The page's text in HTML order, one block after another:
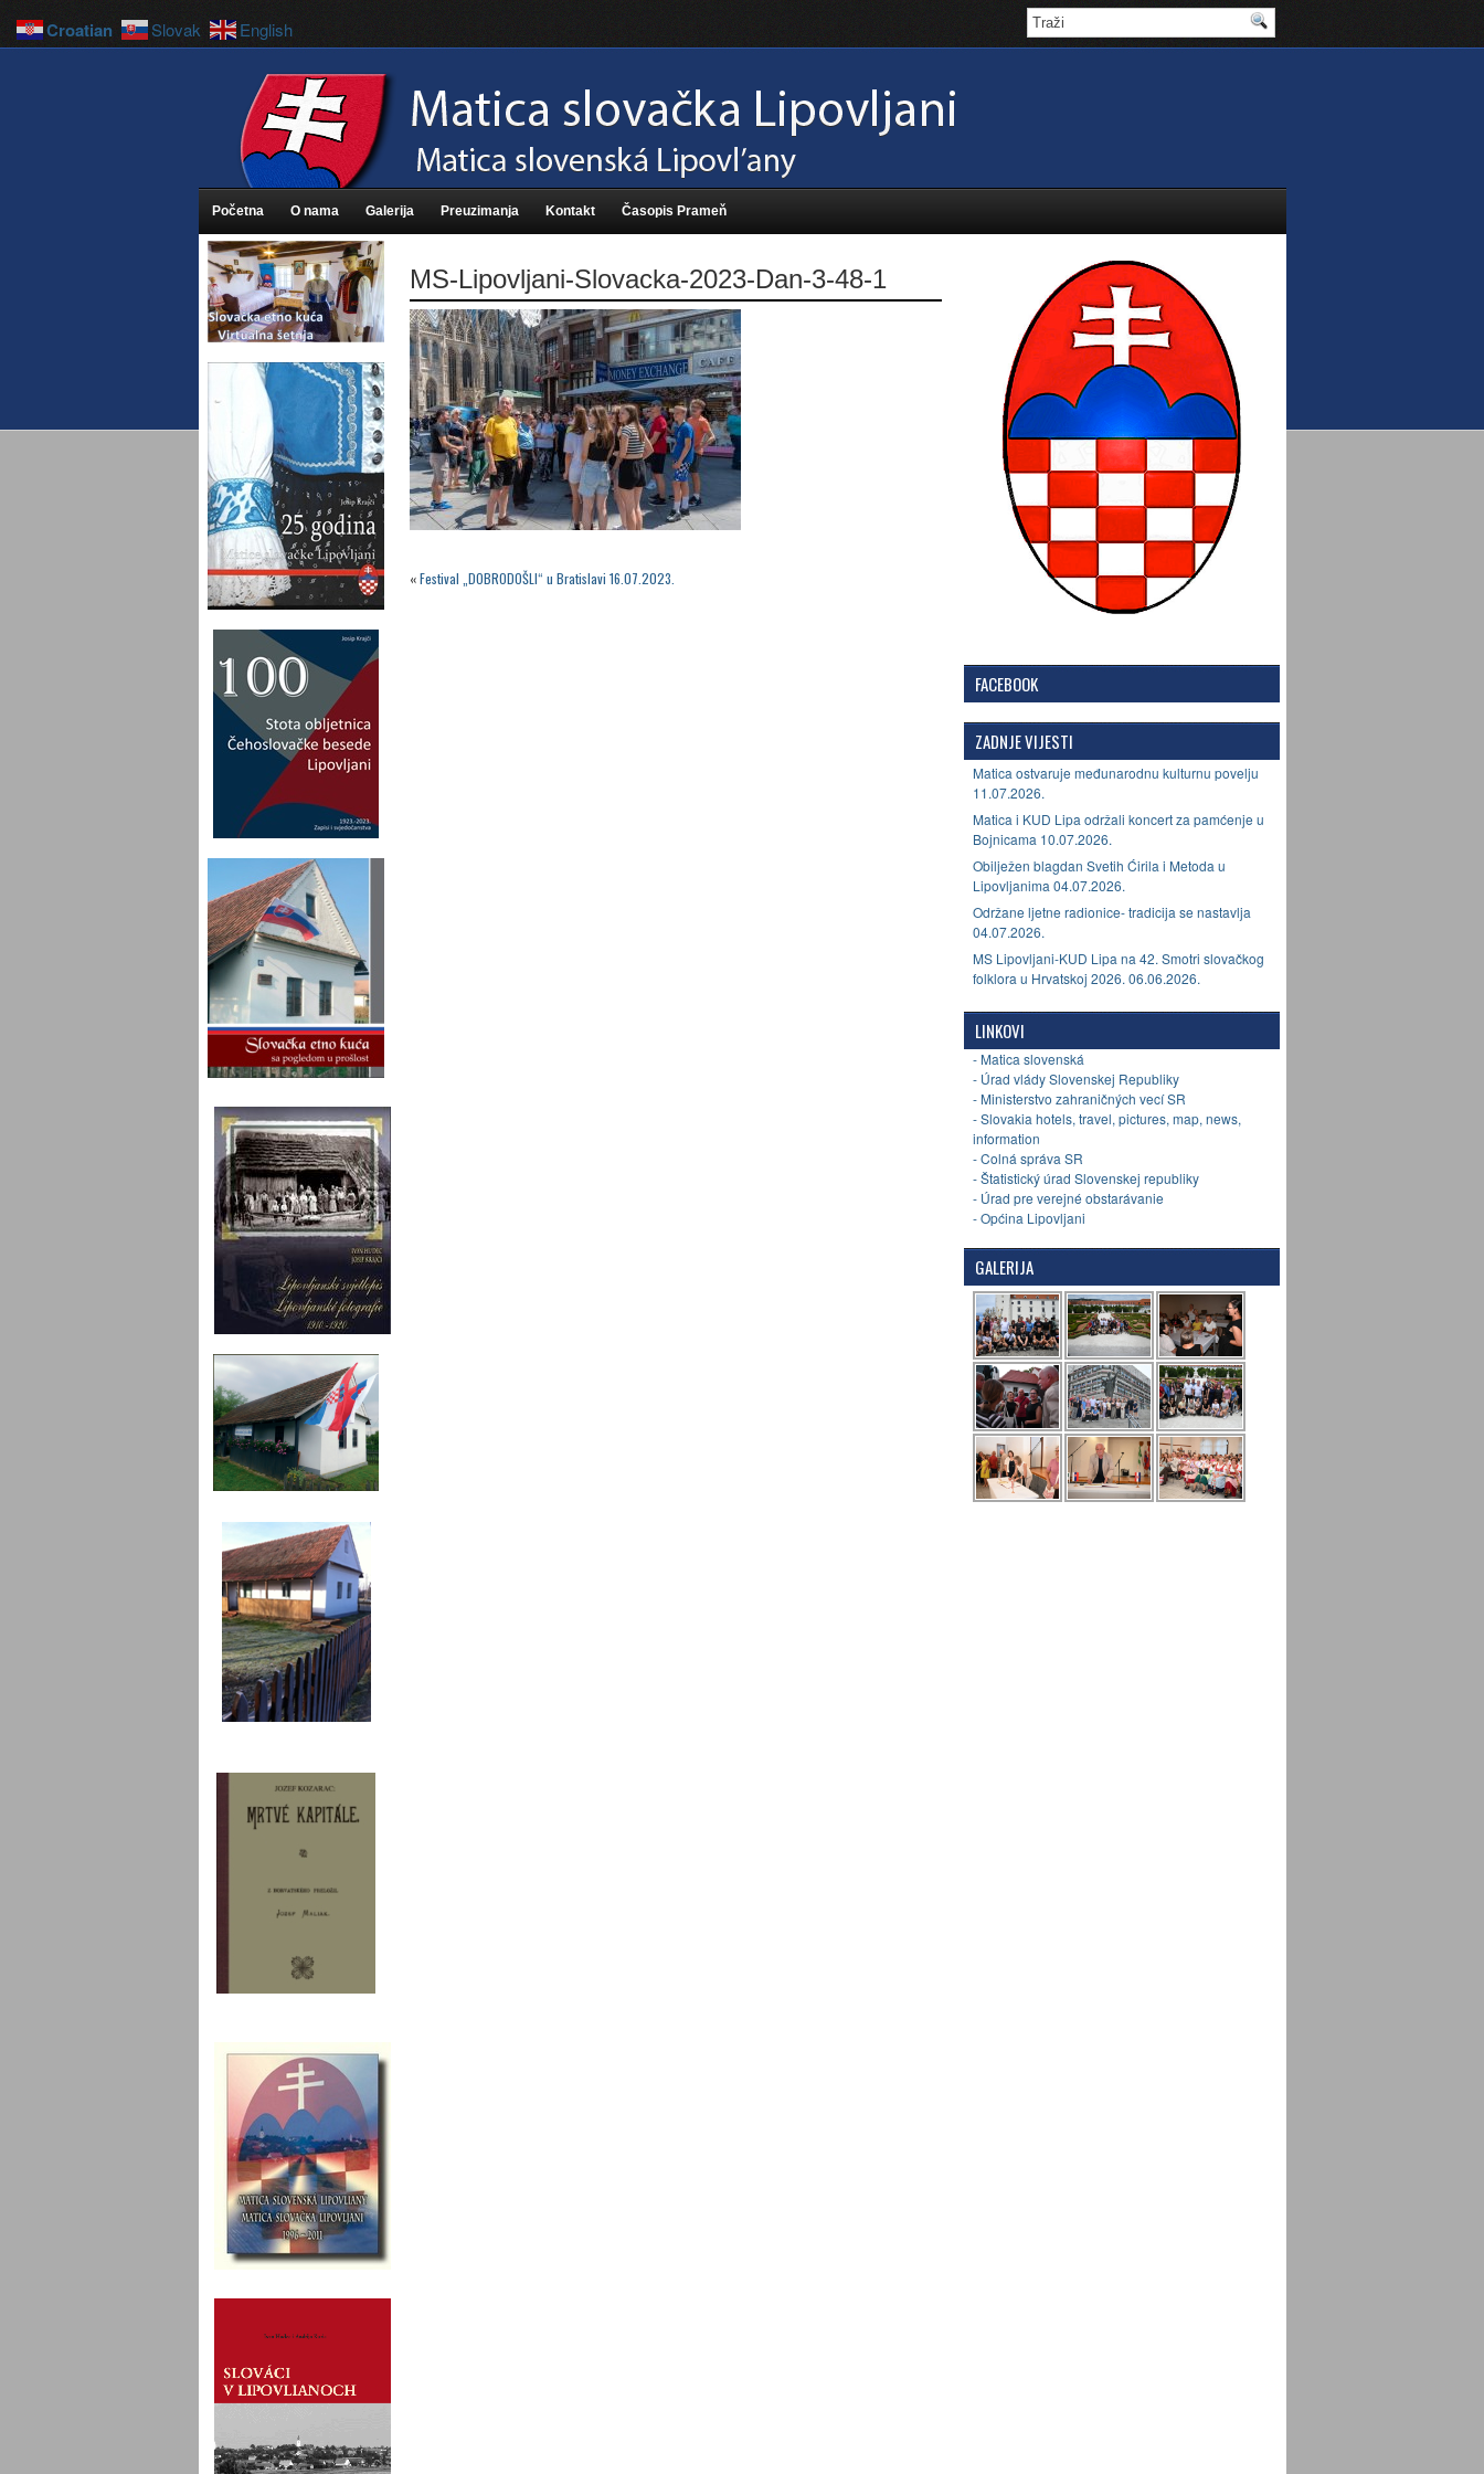
Početna O nama Galerija Preuzimanja Kontakt Časopis Prameň
MS-Lipovljani-Slovacka-2023-Dan-3-48-1
«Festival „DOBRODOŠLI“ u Bratislavi 16.07.2023.
FACEBOOK
ZADNJE VIJESTI
Matica ostvaruje međunarodnu kulturnu povelju
11.07.2026.
Matica i KUD Lipa održali koncert za pamćenje u
Bojnicama 10.07.2026.
Obilježen blagdan Svetih Ćirila i Metoda u
Lipovljanima 04.07.2026.
Održane ljetne radionice- tradicija se nastavlja
04.07.2026.
MS Lipovljani-KUD Lipa na 42. Smotri slovačkog
folklora u Hrvatskoj 2026. 06.06.2026.
LINKOVI
- Matica slovenská
- Úrad vlády Slovenskej Republiky
- Ministerstvo zahraničných vecí SR
- Slovakia hotels, travel, pictures, map, news,
information
- Colná správa SR
- Štatistický úrad Slovenskej republiky
- Úrad pre verejné obstarávanie
- Općina Lipovljani
GALERIJA
Croatian Slovak English